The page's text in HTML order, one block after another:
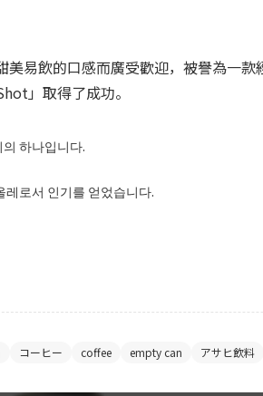
易飲的口感而廣受歡迎，被譽為一款
」取得了成功。
하나입니다.
로서 인기를 얻었습니다.
コーヒー coffee empty can アサヒ飲料